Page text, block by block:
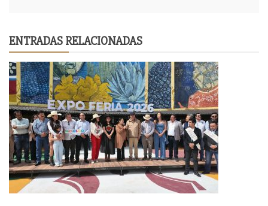
ENTRADAS RELACIONADAS